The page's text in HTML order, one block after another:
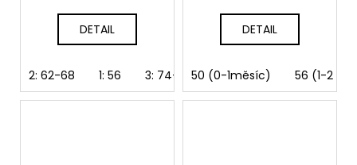
DETAIL
2: 62-68 1: 56 3: 74-80 4: 86-92 5: 98-104
DETAIL
50 (0-1měsíc) 56 (1-2